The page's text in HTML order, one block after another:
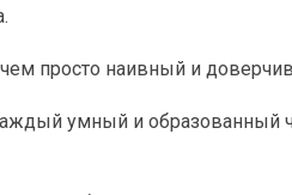
просто наивный и
умный и образованный